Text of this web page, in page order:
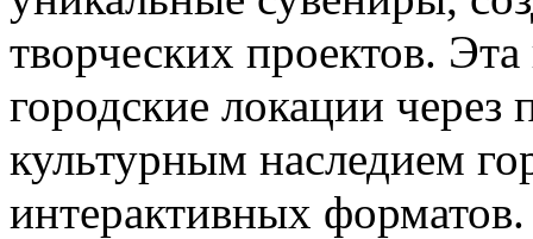
творческих проектов.
городские локации через
культурным наследием
интерактивных форматов.